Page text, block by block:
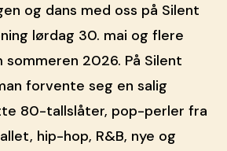
og dans med oss på Silent
lørdag 30. mai og flere
sommeren 2026. På Silent
forvente seg en salig
80-tallslåter, pop-perler fra
hip-hop, R&B, nye og